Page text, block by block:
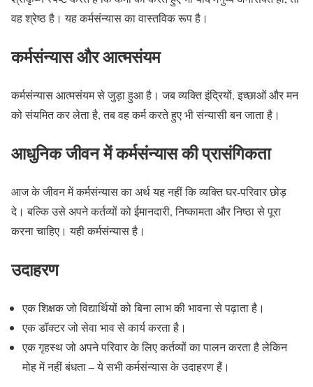
वह श्रेष्ठ है। यह कर्मसंन्यास का वास्तविक रूप है।
कर्मसंन्यास और आत्मसंयम
कर्मसंन्यास आत्मसंयम से जुड़ा हुआ है। जब व्यक्ति इंद्रियों, इच्छाओं और मन
को संयमित कर लेता है, तब वह कर्म करते हुए भी संन्यासी बन जाता है।
आधुनिक जीवन में कर्मसंन्यास की प्रासंगिकता
आज के जीवन में कर्मसंन्यास का अर्थ यह नहीं कि व्यक्ति घर-परिवार छोड़
दे। बल्कि उसे अपने कर्तव्यों को ईमानदारी, निष्कामता और निष्ठा से पूरा
करना चाहिए। यही कर्मसंन्यास है।
उदाहरण
एक शिक्षक जो विद्यार्थियों को बिना लाभ की भावना से पढ़ाता है।
एक डॉक्टर जो सेवा भाव से कार्य करता है।
एक गृहस्थ जो अपने परिवार के लिए कर्तव्यों का पालन करता है लेकिन
मोह में नहीं बंधता – ये सभी कर्मसंन्यास के उदाहरण हैं।